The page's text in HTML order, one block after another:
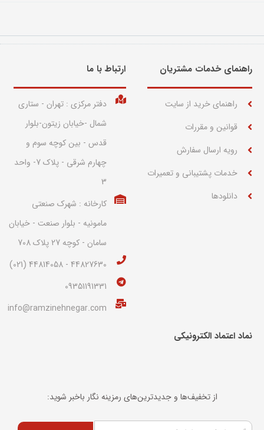
راهنمای خدمات مشتریان
راهنمای خرید از سایت
قوانین و مقررات
رویه ارسال سفارش
خدمات پشتیبانی و تعمیرات
دانلودها
ارتباط با ما​
دفتر مرکزی : تهران - ستاری
شمال -خیابان زیتون-بلوار
قدس - بین کوچه سوم و
چهارم شرقی - پلاک 7- واحد
3
کارخانه : شهرک صنعتی
مامونیه - بلوار صنعت - خیابان
سامان - کوچه 27 پلاک 708
44827630 - 44814058 (021)
09351191331
info@ramzinehnegar.com
نماد اعتماد الکترونیکی​
از تخفیف‌ها و جدیدترین‌های رمزینه نگار باخبر شوید: